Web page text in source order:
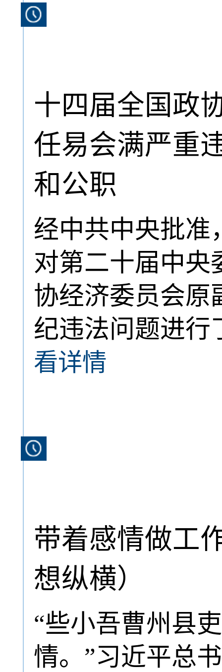
十四届全国政
任易会满严重
和公职
经中共中央批准
对第二十届中央
协经济委员会原
纪违法问题进
看详情
带着感情做工
想纵横）
“些小吾曹州县
情。”习近平总